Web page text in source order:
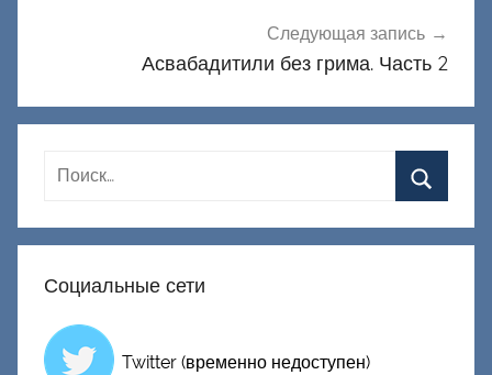
Следующая запись
Асвабадитили без грима. Часть 2
Социальные сети
Twitter (временно недоступен)